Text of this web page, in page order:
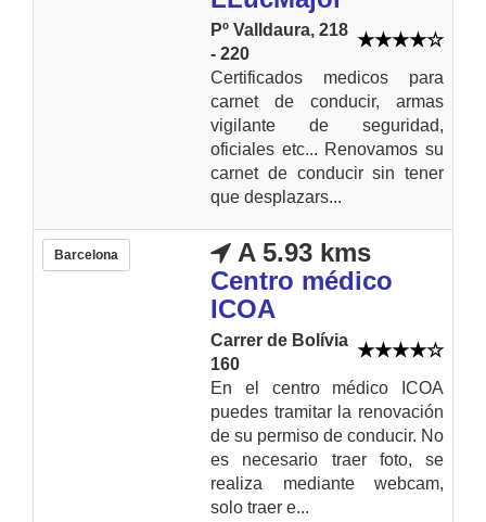
Pº Valldaura, 218
- 220
Certificados medicos para
carnet de conducir, armas
vigilante de seguridad,
oficiales etc... Renovamos su
carnet de conducir sin tener
que desplazars...
Barcelona
A 5.93 kms
Centro médico
ICOA
Carrer de Bolívia
160
En el centro médico ICOA
puedes tramitar la renovación
de su permiso de conducir. No
es necesario traer foto, se
realiza mediante webcam,
solo traer e...